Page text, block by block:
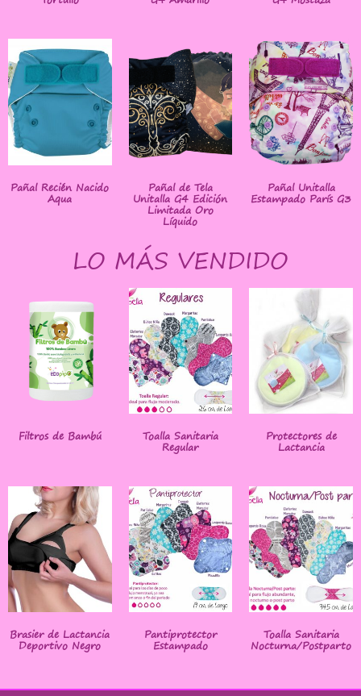
Pañal Recién Nacido
Aqua
Pañal de Tela
Unitalla G4 Edición
Limitada Oro
Líquido
Pañal Unitalla
Estampado París G3
LO MÁS VENDIDO
Filtros de Bambú Toalla Sanitaria
Regular
Protectores de
Lactancia
Brasier de Lactancia
Deportivo Negro
Pantiprotector
Estampado
Toalla Sanitaria
Nocturna/Postparto